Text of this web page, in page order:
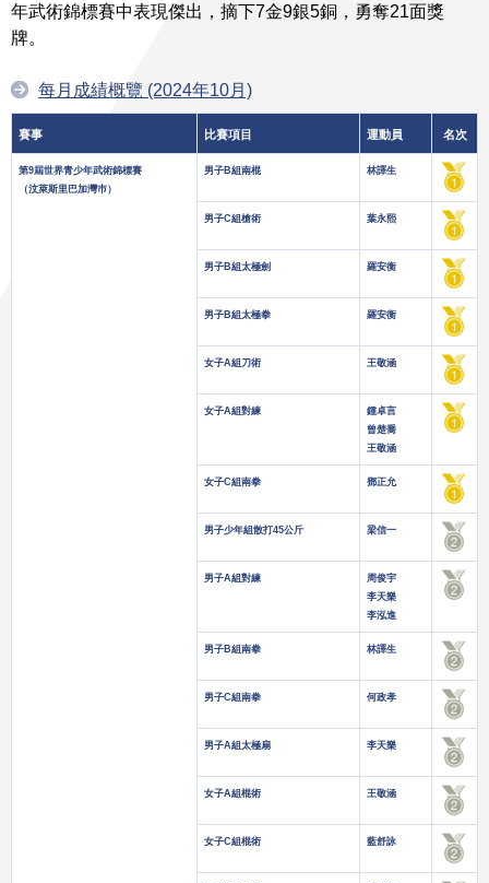
年武術錦標賽中表現傑出，摘下7金9銀5銅，勇奪21面獎
牌。
每月成績概覽 (2024年10月)
賽事 比賽項目 運動員 名次
第9屆世界青少年武術錦標賽
（汶萊斯里巴加灣巿）
男子B組南棍 林譯生
男子C組槍術 葉永熙
男子B組太極劍 羅安衡
男子B組太極拳 羅安衡
女子A組刀術 王敬涵
女子A組對練
鍾卓言
曾楚喬
王敬涵
女子C組南拳 鄧正允
男子少年組散打45公斤 梁信一
男子A組對練
周俊宇
李天樂
李泓進
男子B組南拳 林譯生
男子C組南拳 何政孝
男子A組太極扇 李天樂
女子A組棍術 王敬涵
女子C組棍術 藍舒詠